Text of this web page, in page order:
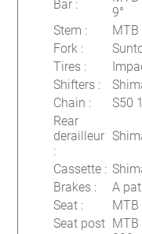
Bar :
9°
Stem :
MTB
Fork :
Tires :
Shifters :
Chain :
S50
Rear
derailleur
:
Cassette :
Brakes :
A
Seat :
MTB
Seat post MTB